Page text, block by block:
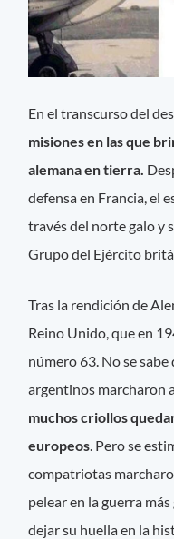
En el transcurso del
misiones en las que
alemana en tierra.
defensa en Francia, el
través del norte galo y
Grupo del Ejército
Tras la rendición de
Reino Unido, que en
número 63. No se
argentinos marcharon
muchos criollos
europeos . Pero se
compatriotas
pelear en la guerra
dejar su huella en la